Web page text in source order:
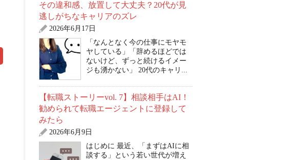
その違和感、放置して大丈夫？20代が見
逃しがちなキャリアのズレ
2026年6月17日
「なんとなく今の仕事にモヤモ
ヤしている」「辞めるほどでは
ないけど、ずっと続けるイメー
ジも湧かない」 20代のキャリ...
【転職ストーリーvol. 7】相談相手はAI！
勧められて転職エージェントに登録して
みたら
2026年6月9日
はじめに 最近、「まずはAIに相
談する」という若い世代が増え